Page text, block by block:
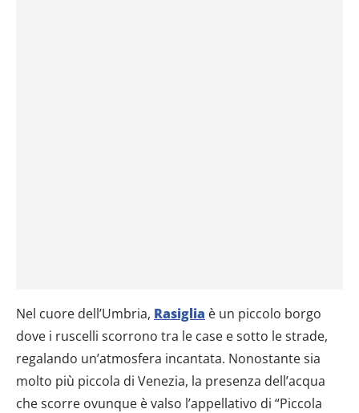
Nel cuore dell’Umbria, Rasiglia è un piccolo borgo
dove i ruscelli scorrono tra le case e sotto le strade,
regalando un’atmosfera incantata. Nonostante sia
molto più piccola di Venezia, la presenza dell’acqua
che scorre ovunque è valso l’appellativo di “Piccola